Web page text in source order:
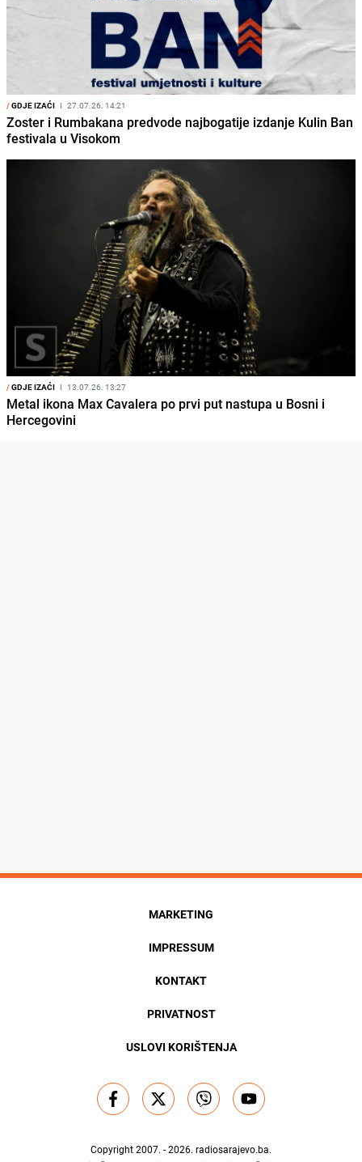
/GDJE IZAĆI I 27.07.26. 14:21
Zoster i Rumbakana predvode najbogatije izdanje Kulin Ban
festivala u Visokom
/GDJE IZAĆI I 13.07.26. 13:27
Metal ikona Max Cavalera po prvi put nastupa u Bosni i
Hercegovini
MARKETING
IMPRESSUM
KONTAKT
PRIVATNOST
USLOVI KORIŠTENJA
Copyright 2007. - 2026. radiosarajevo.ba.